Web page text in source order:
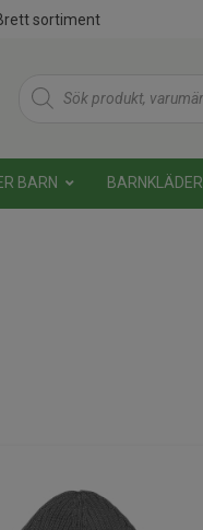
sortiment
Products
search
BARN BARNKLÄDER